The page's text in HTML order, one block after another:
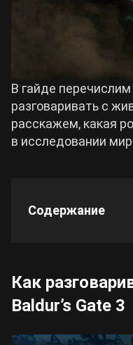
Wuthering Waves
Hogwarts Legacy
Cyberpunk 2077
В гайде
разговаривать с
расскажем, какая
в исследовании
Содержание
Как
Baldur’s Gate 3